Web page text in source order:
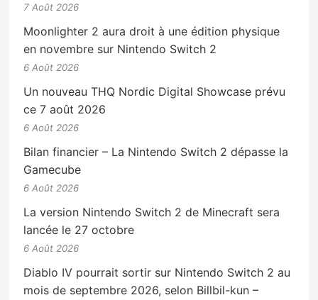
7 Août 2026
Moonlighter 2 aura droit à une édition physique
en novembre sur Nintendo Switch 2
6 Août 2026
Un nouveau THQ Nordic Digital Showcase prévu
ce 7 août 2026
6 Août 2026
Bilan financier – La Nintendo Switch 2 dépasse la
Gamecube
6 Août 2026
La version Nintendo Switch 2 de Minecraft sera
lancée le 27 octobre
6 Août 2026
Diablo IV pourrait sortir sur Nintendo Switch 2 au
mois de septembre 2026, selon Billbil-kun –